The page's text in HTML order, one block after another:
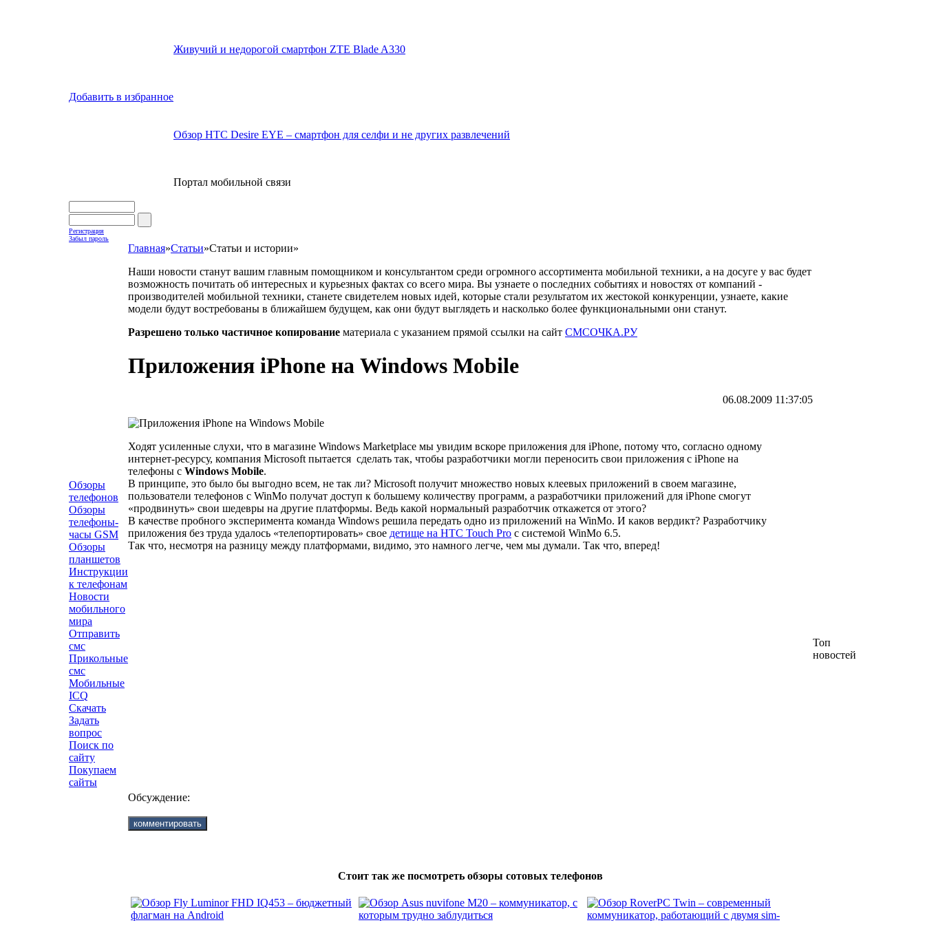
Добавить в избранное
Живучий и недорогой смартфон ZTE Blade A330
Обзор HTC Desire EYE – смартфон для селфи и не других развлечений
Портал мобильной связи
Регистрация
Забыл пароль
Обзоры
телефонов
Обзоры
телефоны-
часы GSM
Обзоры
планшетов
Инструкции
к телефонам
Новости
мобильного
мира
Отправить
смс
Прикольные
смс
Мобильные
ICQ
Скачать
Задать
вопрос
Поиск по
сайту
Покупаем
сайты
Главная»Статьи»Статьи и истории»
Наши новости станут вашим главным помощником и консультантом среди огромного ассортимента мобильной техники, а на досуге у вас будет
возможность почитать об интересных и курьезных фактах со всего мира. Вы узнаете о последних событиях и новостях от компаний -
производителей мобильной техники, станете свидетелем новых идей, которые стали результатом их жестокой конкуренции, узнаете, какие
модели будут востребованы в ближайшем будущем, как они будут выглядеть и насколько более функциональными они станут.
Разрешено только частичное копирование материала с указанием прямой ссылки на сайт СМСОЧКА.РУ
Приложения iPhone на Windows Mobile
06.08.2009 11:37:05
Ходят усиленные слухи, что в магазине Windows Marketplace мы увидим вскоре приложения для iPhone, потому что, согласно одному
интернет-ресурсу, компания Microsoft пытается сделать так, чтобы разработчики могли переносить свои приложения с iPhone на
телефоны с Windows Mobile.
В принципе, это было бы выгодно всем, не так ли? Microsoft получит множество новых клеевых приложений в своем магазине,
пользователи телефонов с WinMo получат доступ к большему количеству программ, а разработчики приложений для iPhone смогут
«продвинуть» свои шедевры на другие платформы. Ведь какой нормальный разработчик откажется от этого?
В качестве пробного эксперимента команда Windows решила передать одно из приложений на WinMo. И каков вердикт? Разработчику
приложения без труда удалось «телепортировать» свое детище на HTC Touch Pro с системой WinMo 6.5.
Так что, несмотря на разницу между платформами, видимо, это намного легче, чем мы думали. Так что, вперед!
Обсуждение:
Стоит так же посмотреть обзоры сотовых телефонов
Топ
новостей